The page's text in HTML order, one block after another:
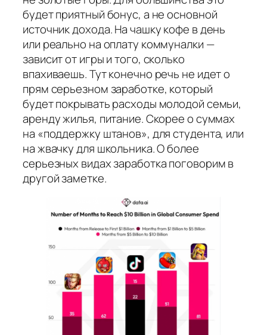
будет приятный бонус, а не основной
источник дохода. На чашку кофе в день
или реально на оплату коммуналки —
зависит от игры и того, сколько
впахиваешь. Тут конечно речь не идет о
прям серьезном заработке, который
будет покрывать расходы молодой семьи,
аренду жилья, питание. Скорее о суммах
на «поддержку штанов», для студента, или
на жвачку для школьника. О более
серьезных видах заработка поговорим в
другой заметке.